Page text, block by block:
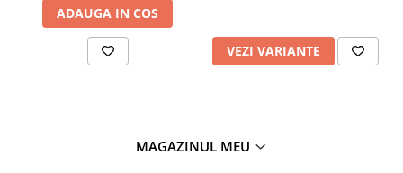
ADAUGA IN COS
VEZI VARIANTE
MAGAZINUL MEU